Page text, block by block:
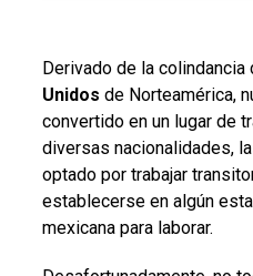
Derivado de la
Unidos de Norteamérica,
convertido en un lugar de
diversas nacionalidades,
optado por trabajar
establecerse en algún
mexicana para laborar.